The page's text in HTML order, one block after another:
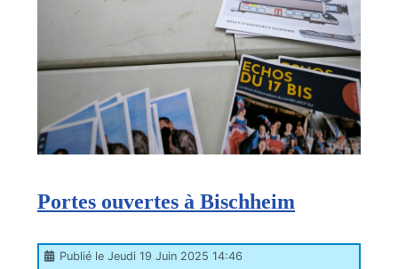
Portes ouvertes à Bischheim
Publié le Jeudi 19 Juin 2025 14:46